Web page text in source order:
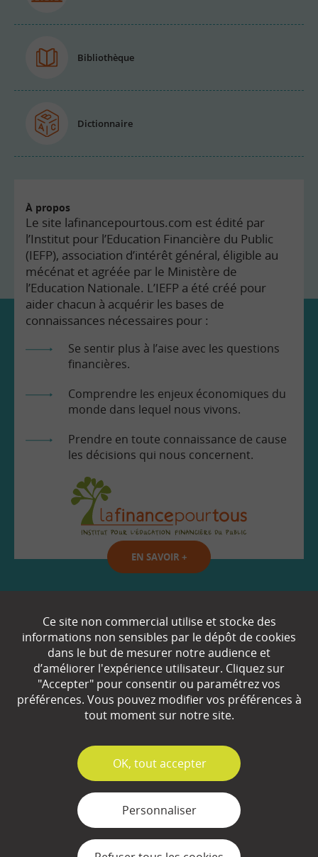
Bibliothèque
Dictionnaire
À propos
Le site lafinancepourtous.com est édité par
l’Institut pour l’Education Financière du Public
(IEFP), association d’intérêt général, éligible au
mécénat et agréée par le Ministère de
l’Education Nationale. L’IEFP a été créé pour
aider chacun à acquérir les bases de
connaissances nécessaires pour :
Se sentir plus à l’aise avec les questions
financières.
Comprendre les enjeux économiques du
monde dans lequel nous vivons.
Prendre en toute connaissance de cause
les décisions qui nous concernent.
EN SAVOIR +
Partenaires
Espace Presse
Plan du site
Mentions légales
Ce site non commercial utilise et stocke des
informations non sensibles par le dépôt de cookies
dans le but de mesurer notre audience et
d’améliorer l'expérience utilisateur. Cliquez sur
"Accepter" pour consentir ou paramétrez vos
préférences. Vous pouvez modifier vos préférences à
tout moment sur notre site.
✓
OK, tout accepter
Personnaliser